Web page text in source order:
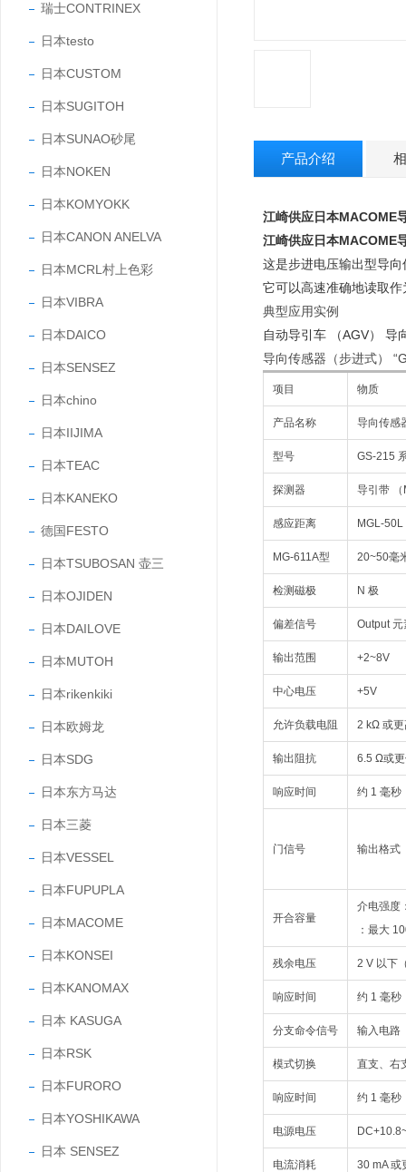
瑞士CONTRINEX
日本testo
日本CUSTOM
日本SUGITOH
日本SUNAO砂尾
日本NOKEN
日本KOMYOKK
日本CANON ANELVA
日本MCRL村上色彩
日本VIBRA
日本DAICO
日本SENSEZ
日本chino
日本IIJIMA
日本TEAC
日本KANEKO
德国FESTO
日本TSUBOSAN 壶三
日本OJIDEN
日本DAILOVE
日本MUTOH
日本rikenkiki
日本欧姆龙
日本SDG
日本东方马达
日本三菱
日本VESSEL
日本FUPUPLA
日本MACOME
日本KONSEI
日本KANOMAX
日本 KASUGA
日本RSK
日本FURORO
日本YOSHIKAWA
日本 SENSEZ
产品介绍
江崎供应日本MACOME
江崎供应日本MACOME
这是步进电压输出型导向
它可以高速准确地读取
典型应用实例
自动导引车 （AGV） 导
导向传感器（步进式）
项目 物质
产品名称 导向传感
型号 GS-215
探测器 导引带
感应距离 MGL-50L
MG-611A型 20~50毫
检测磁极 N 极
偏差信号 Output 元
输出范围 +2~8V
中心电压 +5V
允许负载电阻 2 kΩ 或更
输出阻抗 6.5 Ω或
响应时间 约 1 毫秒
门信号 输出格式
开合容量
介电强度
：最大
残余电压 2 V 以下
响应时间 约 1 毫秒
分支命令信号 输入电路
模式切换 直支、右
响应时间 约 1 毫秒
电源电压
电流消耗 30 mA 或